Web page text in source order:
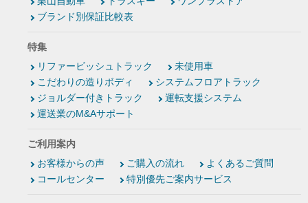
ブランド別保証比較表
特集
リファービッシュトラック
未使用車
こだわりの造りボディ
システムフロアトラック
ジョルダー付きトラック
運転支援システム
運送業のM&Aサポート
ご利用案内
お客様からの声
ご購入の流れ
よくあるご質問
コールセンター
特別優先ご案内サービス